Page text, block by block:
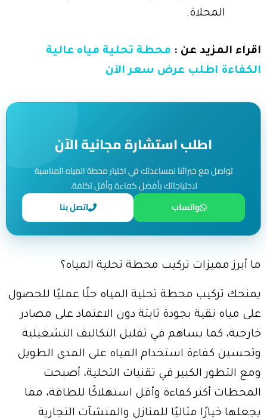
المحلاة.
اقراء المزيد عن : محطة تحلية مياه عالية
الكفاءة اطلب عرض سعر الآن
اطلب استشارة مجانية الآن
تواصل مع خبرائنا لمساعدتك في اختيار محطة المياه المناسبة
لاحتياجاتك بأفضل كفاءة وأقل تكلفة.
واتساب
اتصل بنا
ما أبرز مميزات تركيب محطة تحلية المياه؟
يمنحك تركيب محطة تحلية المياه حلًا عمليًا للحصول
على مياه نقية بجودة ثابتة دون الاعتماد على مصادر
خارجية، كما يساهم في تقليل التكاليف التشغيلية
وتحسين كفاءة استخدام المياه على المدى الطويل
ومع التطور الكبير في تقنيات التحلية، أصبحت
المحطات أكثر كفاءة وأقل استهلاكًا للطاقة، مما
يجعلها خيارًا مثاليًا للمنازل والمنشآت التجارية